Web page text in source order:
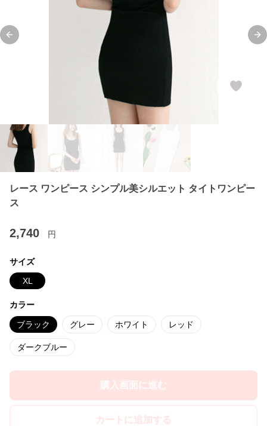
Previous slide
レース ワンピース シンプル美シルエット タイトワンピー
ス
2,740 円
サイズ
XL
カラー
ブラック グレー ホワイト レッド
ダークブルー
購入画面に進む
カートに追加する